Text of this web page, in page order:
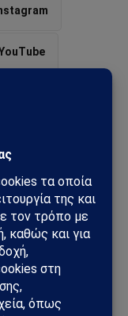
ενημέρωσης
τη διεθνή
εξελίξεις
ελληνισμό.